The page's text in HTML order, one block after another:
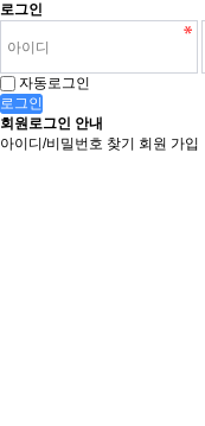
로그인
자동로그인
로그인
회원로그인 안내
아이디/비밀번호 찾기
회원 가입